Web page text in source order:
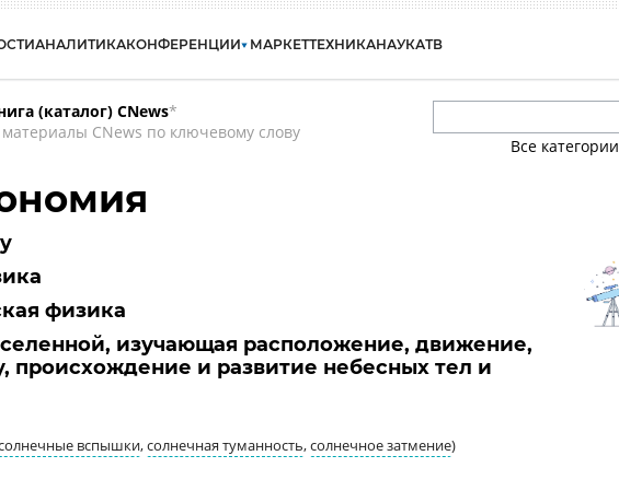
АНАЛИТИКАКОНФЕРЕНЦИИ МАРКЕТТЕХНИКАНАУКАТВ
(каталог) CNews*
CNews по ключевому слову
Все категории
физика
изучающая расположение, движение,
происхождение и развитие небесных тел и
вспышки,солнечная туманность,солнечное затмение)